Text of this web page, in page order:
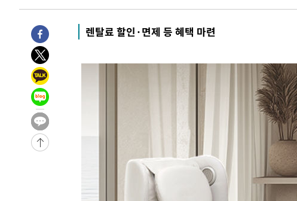
1시간 전 >서울 낮 37.9도, 올여름 최고치 경신…영등포 순간 '40도'
2시간 전 >
[속보]종합특검, 대검 추가 압수수색…내란 중요임무종사 혐의
3시간 전 >
[속보]코스닥, 800p 회복…0.26% 오른 801.67 마감
3시간 전 >
3시간 전 >
3시간 전 >
"여기 떨어졌다"…다누리, 스페이스X 로켓 달 충돌 흔적 포착
4시간 전 >
손흥민, 5경기 연속골 실패…LAFC는 승부차기 끝 과달라하라 격파
6시간 전 >
내일까지 39도 '펄펄'…기상청 "태풍 지나며 폭염 잠시 꺾인다"
-14158초 전 >
'월드컵 탈락 후폭풍' 축구협회…11시간 걸린 초유의 압수수색(종
[속보] 뉴욕증시, 혼조 출발…나스닥 0.3%↓, 다우 0.14%↑
축구협회, 15년 전 심판 성 접대 파문에 "현재는 내부 지침 준수"
경찰, '홍명보는 2순위' 결론냈던 스포츠윤리센터도 압수수색
렌탈료 할인·면제 등 혜택 마련